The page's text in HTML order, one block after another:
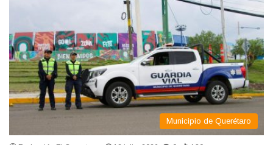
Municipio de Querétaro